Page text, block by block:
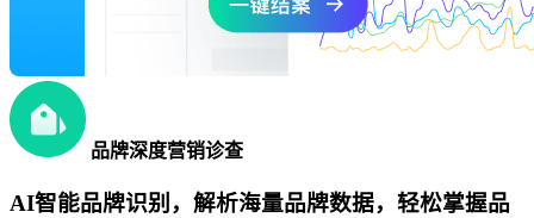
品牌深度营销诊查
AI智能品牌识别，解析海量品牌数据，轻松掌握品